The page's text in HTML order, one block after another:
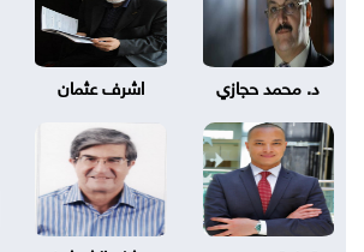
د. محمد حجازي اشرف عثمان